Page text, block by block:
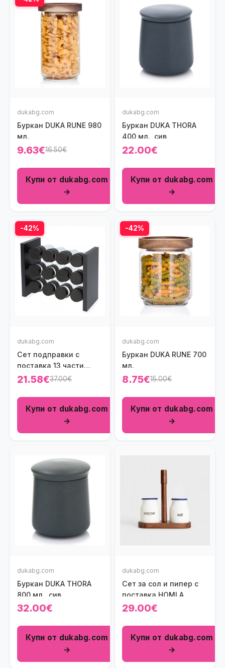
dukabg.com
Буркан DUKA RUNE 980
мл.
9.63€16.50€
Купи от dukabg.com
→
dukabg.com
Буркан DUKA THORA
400 мл., сив
22.00€
Купи от dukabg.com
→
-42%
dukabg.com
Сет подправки с
поставка 13 части
HOMLA OTTO
21.58€37.00€
Купи от dukabg.com
→
-42%
dukabg.com
Буркан DUKA RUNE 700
мл.
8.75€15.00€
Купи от dukabg.com
→
dukabg.com
Буркан DUKA THORA
800 мл., сив
32.00€
Купи от dukabg.com
→
dukabg.com
Сет за сол и пипер с
поставка HOMLA
MODERN
29.00€
Купи от dukabg.com
→